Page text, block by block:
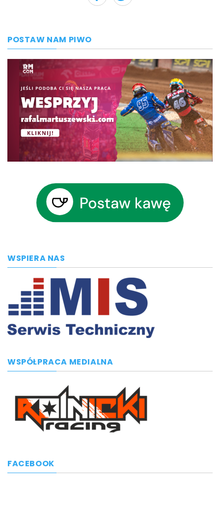
POSTAW NAM PIWO
WSPIERA NAS
WSPÓŁPRACA MEDIALNA
FACEBOOK